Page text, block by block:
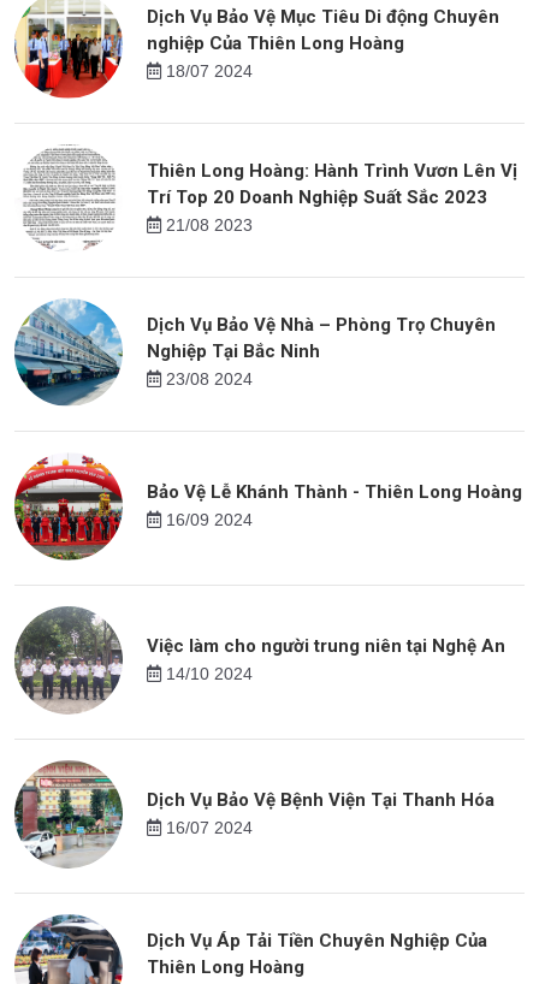
Dịch Vụ Bảo Vệ Mục Tiêu Di động Chuyên
nghiệp Của Thiên Long Hoàng
18/07 2024
Thiên Long Hoàng: Hành Trình Vươn Lên Vị
Trí Top 20 Doanh Nghiệp Suất Sắc 2023
21/08 2023
Dịch Vụ Bảo Vệ Nhà – Phòng Trọ Chuyên
Nghiệp Tại Bắc Ninh
23/08 2024
Bảo Vệ Lễ Khánh Thành - Thiên Long Hoàng
16/09 2024
Việc làm cho người trung niên tại Nghệ An
14/10 2024
Dịch Vụ Bảo Vệ Bệnh Viện Tại Thanh Hóa
16/07 2024
Dịch Vụ Áp Tải Tiền Chuyên Nghiệp Của
Thiên Long Hoàng